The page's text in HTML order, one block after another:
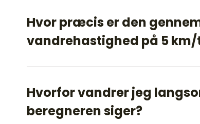
Hvor præcis er den
vandrehastighed på 5 km/
4 km/t på grund af det mere ujævne
for at være forsigtig.
Hvorfor vandrer jeg
beregneren siger?